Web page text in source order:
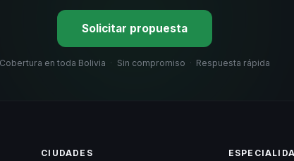
Solicitar propuesta
Cobertura en toda Bolivia · Sin compromiso · Respuesta rápida
CIUDADES